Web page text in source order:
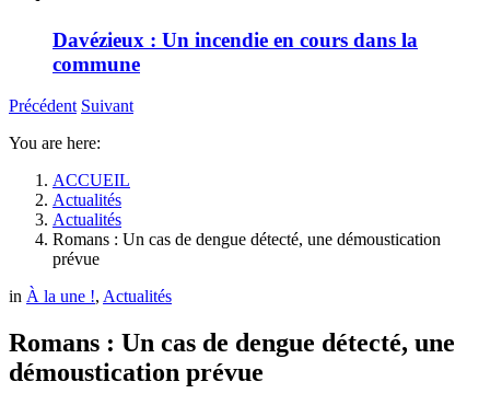
Davézieux : Un incendie en cours dans la
commune
Précédent Suivant
You are here:
ACCUEIL
Actualités
Actualités
Romans : Un cas de dengue détecté, une démoustication
prévue
in À la une !, Actualités
Romans : Un cas de dengue détecté, une
démoustication prévue